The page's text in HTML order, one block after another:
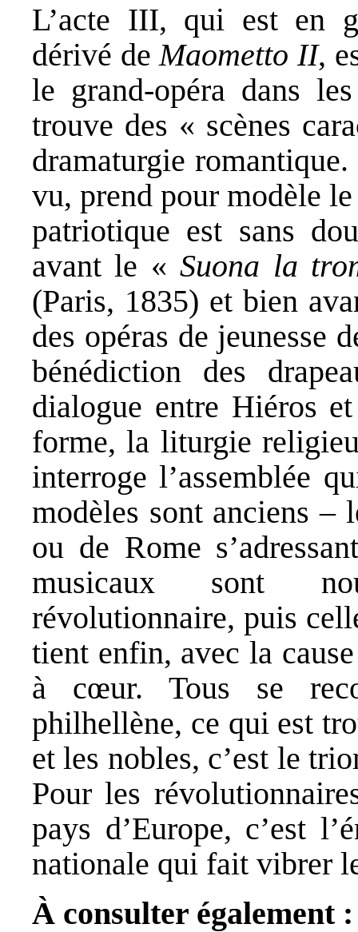
L’acte III, qui est en
dérivé deMaometto II,
le grand-opéra dans
trouve des « scènes
dramaturgie
vu, prend pour modèle
patriotique est sans
avant le «Suona la
(Paris, 1835) et bien
des opéras de jeunesse
bénédiction des
dialogue entre Hiéros
forme, la liturgie
interroge l’assemblée
modèles sont anciens –
ou de Rome
musicaux sont
révolutionnaire, puis
tient enfin, avec la
à cœur. Tous se
philhellène, ce qui est
et les nobles, c’est le
Pour les
pays d’Europe, c’est
nationale qui fait vibrer
À consulter également :